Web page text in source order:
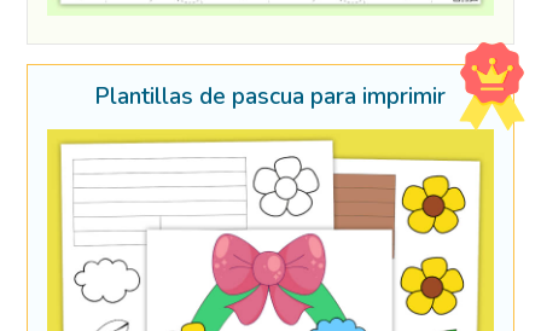
Plantillas de pascua para imprimir